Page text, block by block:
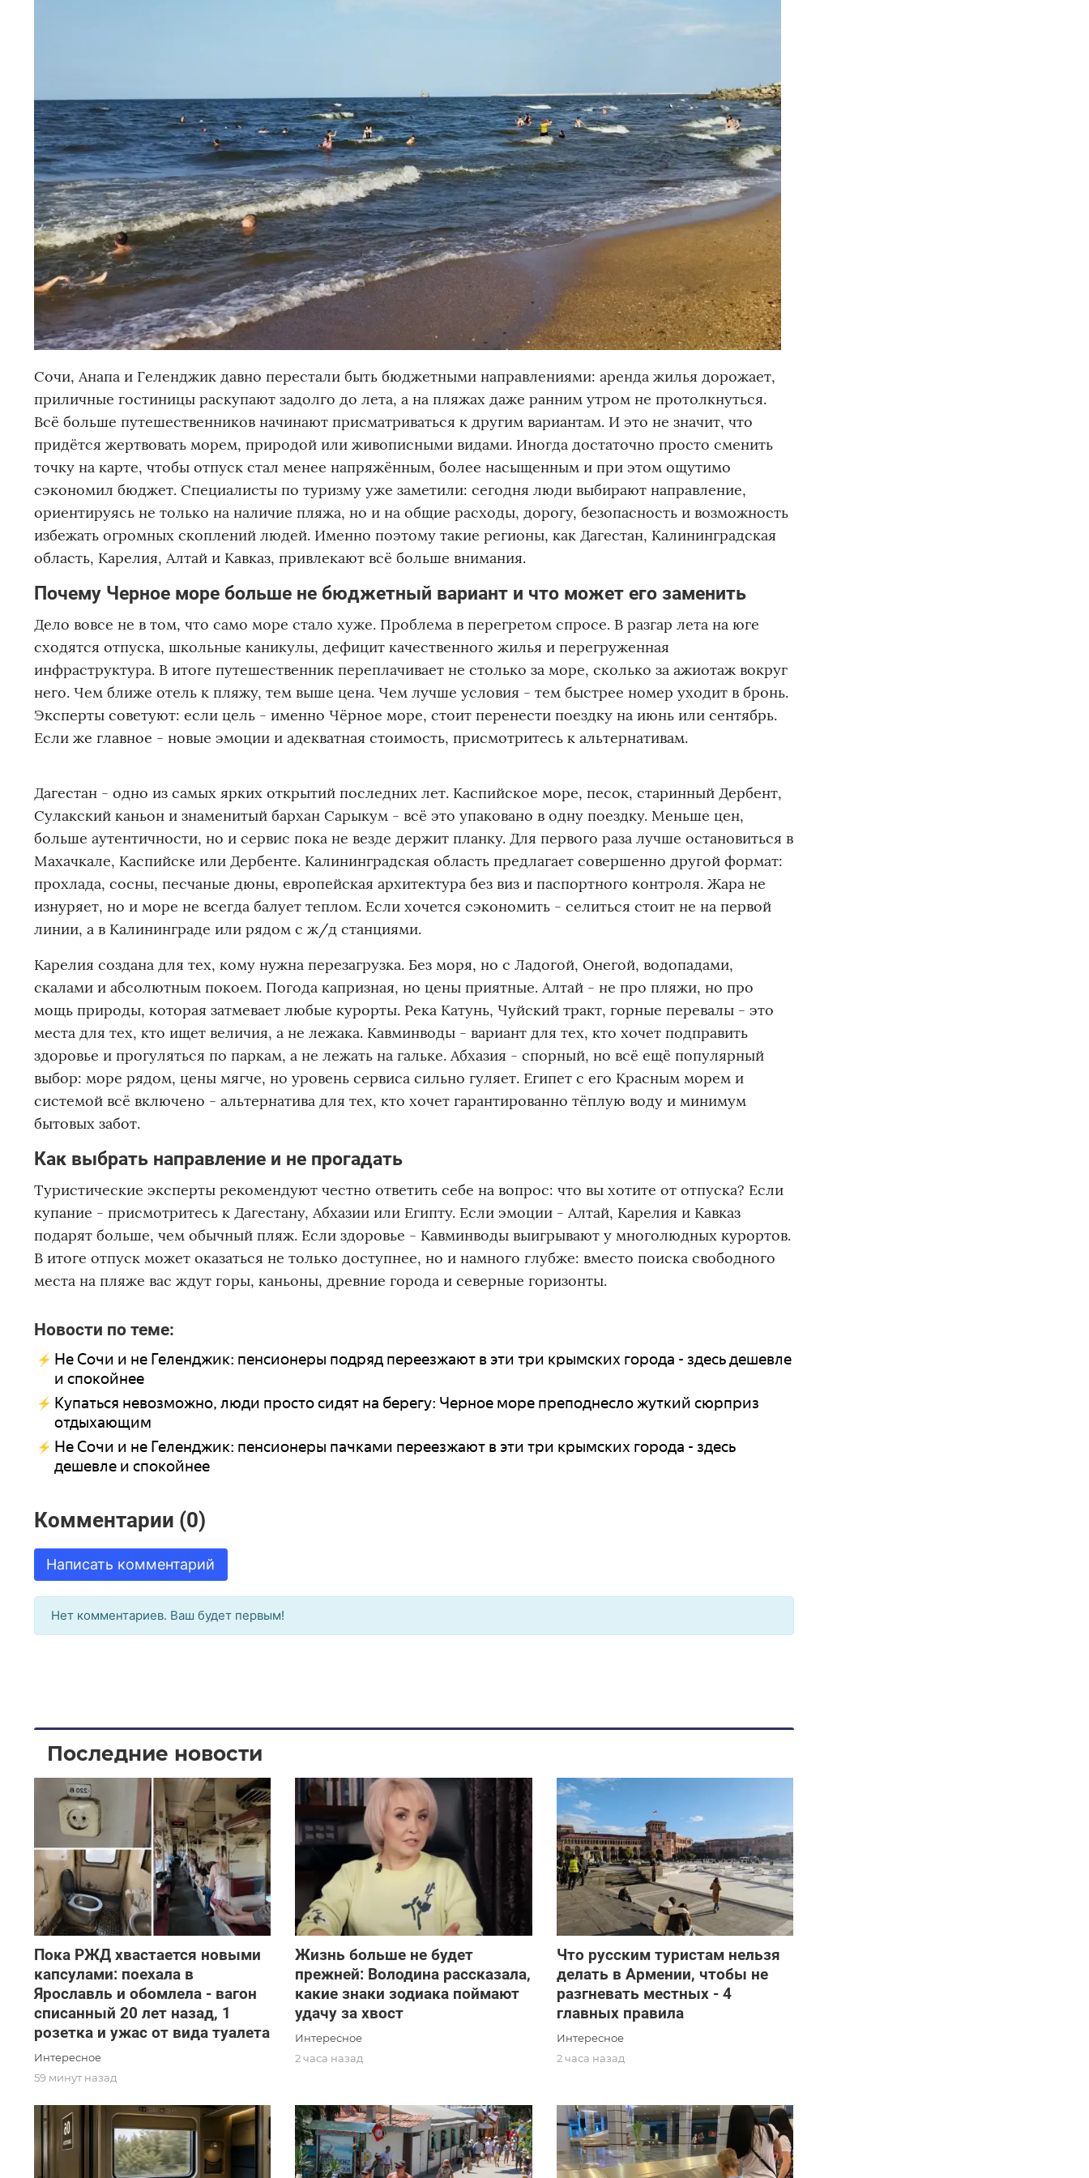
Сочи, Анапа и Геленджик давно перестали быть бюджетными направлениями: аренда жилья дорожает,
приличные гостиницы раскупают задолго до лета, а на пляжах даже ранним утром не протолкнуться.
Всё больше путешественников начинают присматриваться к другим вариантам. И это не значит, что
придётся жертвовать морем, природой или живописными видами. Иногда достаточно просто сменить
точку на карте, чтобы отпуск стал менее напряжённым, более насыщенным и при этом ощутимо
сэкономил бюджет. Специалисты по туризму уже заметили: сегодня люди выбирают направление,
ориентируясь не только на наличие пляжа, но и на общие расходы, дорогу, безопасность и возможность
избежать огромных скоплений людей. Именно поэтому такие регионы, как Дагестан, Калининградская
область, Карелия, Алтай и Кавказ, привлекают всё больше внимания.
Почему Черное море больше не бюджетный вариант и что может его заменить
Дело вовсе не в том, что само море стало хуже. Проблема в перегретом спросе. В разгар лета на юге
сходятся отпуска, школьные каникулы, дефицит качественного жилья и перегруженная
инфраструктура. В итоге путешественник переплачивает не столько за море, сколько за ажиотаж вокруг
него. Чем ближе отель к пляжу, тем выше цена. Чем лучше условия - тем быстрее номер уходит в бронь.
Эксперты советуют: если цель - именно Чёрное море, стоит перенести поездку на июнь или сентябрь.
Если же главное - новые эмоции и адекватная стоимость, присмотритесь к альтернативам.
Дагестан - одно из самых ярких открытий последних лет. Каспийское море, песок, старинный Дербент,
Сулакский каньон и знаменитый бархан Сарыкум - всё это упаковано в одну поездку. Меньше цен,
больше аутентичности, но и сервис пока не везде держит планку. Для первого раза лучше остановиться в
Махачкале, Каспийске или Дербенте. Калининградская область предлагает совершенно другой формат:
прохлада, сосны, песчаные дюны, европейская архитектура без виз и паспортного контроля. Жара не
изнуряет, но и море не всегда балует теплом. Если хочется сэкономить - селиться стоит не на первой
линии, а в Калининграде или рядом с ж/д станциями.
Карелия создана для тех, кому нужна перезагрузка. Без моря, но с Ладогой, Онегой, водопадами,
скалами и абсолютным покоем. Погода капризная, но цены приятные. Алтай - не про пляжи, но про
мощь природы, которая затмевает любые курорты. Река Катунь, Чуйский тракт, горные перевалы - это
места для тех, кто ищет величия, а не лежака. Кавминводы - вариант для тех, кто хочет подправить
здоровье и прогуляться по паркам, а не лежать на гальке. Абхазия - спорный, но всё ещё популярный
выбор: море рядом, цены мягче, но уровень сервиса сильно гуляет. Египет с его Красным морем и
системой всё включено - альтернатива для тех, кто хочет гарантированно тёплую воду и минимум
бытовых забот.
Как выбрать направление и не прогадать
Туристические эксперты рекомендуют честно ответить себе на вопрос: что вы хотите от отпуска? Если
купание - присмотритесь к Дагестану, Абхазии или Египту. Если эмоции - Алтай, Карелия и Кавказ
подарят больше, чем обычный пляж. Если здоровье - Кавминводы выигрывают у многолюдных курортов.
В итоге отпуск может оказаться не только доступнее, но и намного глубже: вместо поиска свободного
места на пляже вас ждут горы, каньоны, древние города и северные горизонты.
Новости по теме:
Не Сочи и не Геленджик: пенсионеры подряд переезжают в эти три крымских города - здесь дешевле
и спокойнее
Купаться невозможно, люди просто сидят на берегу: Черное море преподнесло жуткий сюрприз
отдыхающим
Не Сочи и не Геленджик: пенсионеры пачками переезжают в эти три крымских города - здесь
дешевле и спокойнее
Комментарии (0)
Написать комментарий
Нет комментариев. Ваш будет первым!
Последние новости
Пока РЖД хвастается новыми
капсулами: поехала в
Ярославль и обомлела - вагон
списанный 20 лет назад, 1
розетка и ужас от вида туалета
Интересное
59 минут назад
Жизнь больше не будет
прежней: Володина рассказала,
какие знаки зодиака поймают
удачу за хвост
Интересное
2 часа назад
Что русским туристам нельзя
делать в Армении, чтобы не
разгневать местных - 4
главных правила
Интересное
2 часа назад